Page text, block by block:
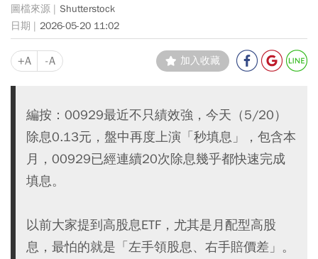
Shutterstock
2026-05-20 11:02
+A -A 加入收藏
編按：00929最近不只績效強，今天（5/20）
除息0.13元，盤中再度上演「秒填息」，包含本
月，00929已經連續20次除息幾乎都快速完成
填息。
以前大家提到高股息ETF，尤其是月配型高股
息，最怕的就是「左手領股息、右手賠價差」。